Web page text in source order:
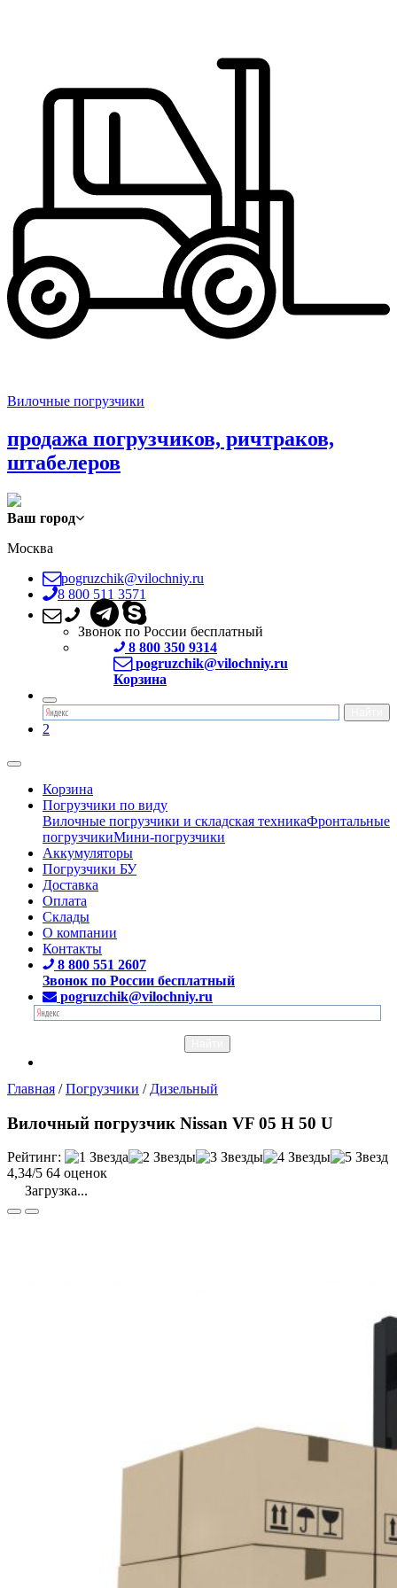
Вилочные погрузчики
продажа погрузчиков, ричтраков,
штабелеров
Ваш город
Москва
pogruzchik@vilochniy.ru
8 800 511 3571
Звонок по России бесплатный
8 800 350 9314
pogruzchik@vilochniy.ru
Корзина
2
Корзина
Погрузчики по виду
Вилочные погрузчики и складская техникаФронтальные
погрузчикиМини-погрузчики
Аккумуляторы
Погрузчики БУ
Доставка
Оплата
Склады
О компании
Контакты
8 800 551 2607
Звонок по России бесплатный
pogruzchik@vilochniy.ru
Главная /Погрузчики / Дизельный
Вилочный погрузчик Nissan VF 05 H 50 U
Рейтинг:
4,34/5 64 оценок
Загрузка...